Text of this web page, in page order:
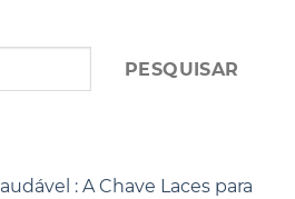
PESQUISAR
: A Chave Laces para